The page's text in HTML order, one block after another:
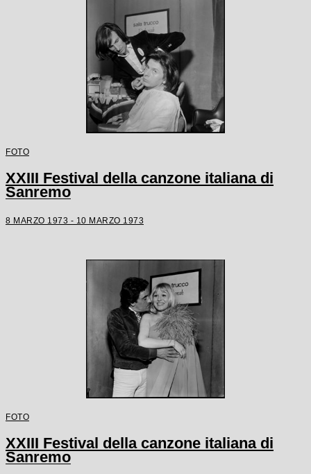
FOTO
XXIII Festival della canzone italiana di
Sanremo
8 MARZO 1973 - 10 MARZO 1973
FOTO
XXIII Festival della canzone italiana di
Sanremo